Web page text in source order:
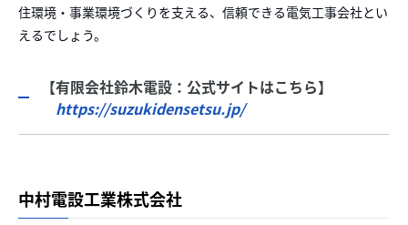
住環境・事業環境づくりを支える、信頼できる電気工事会社とい
えるでしょう。
【有限会社鈴木電設：公式サイトはこちら】
https://suzukidensetsu.jp/
中村電設工業株式会社